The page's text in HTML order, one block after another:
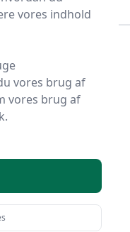
Bænksliber
-
På
så du let kan
vores indhold
vores brug af
vores brug af